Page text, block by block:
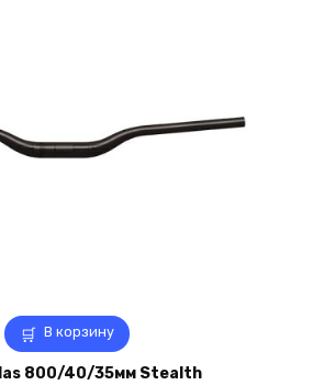
В корзину
800/40/35мм Stealth